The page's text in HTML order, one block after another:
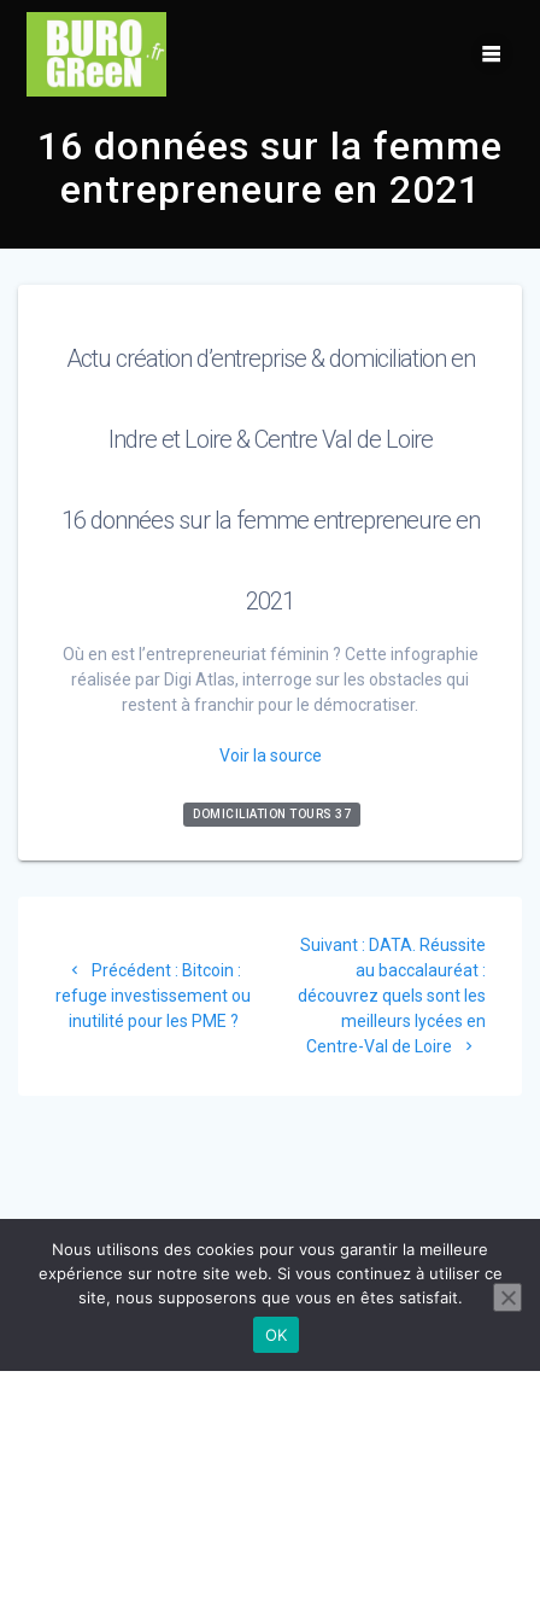
16 données sur la femme
entrepreneure en 2021
Actu création d’entreprise & domiciliation en
Indre et Loire & Centre Val de Loire
16 données sur la femme entrepreneure en
2021
Où en est l’entrepreneuriat féminin ? Cette infographie
réalisée par Digi Atlas, interroge sur les obstacles qui
restent à franchir pour le démocratiser.
Voir la source
DOMICILIATION TOURS 37
l’article
Précédent : Article
précédent
:
Bitcoin :
refuge investissement ou
inutilité pour les PME ?
Suivant : Article
suivant
:
DATA. Réussite
au baccalauréat :
découvrez quels sont les
meilleurs lycées en
Centre-Val de Loire
Nous utilisons des cookies pour vous garantir la meilleure
expérience sur notre site web. Si vous continuez à utiliser ce
site, nous supposerons que vous en êtes satisfait.
OK